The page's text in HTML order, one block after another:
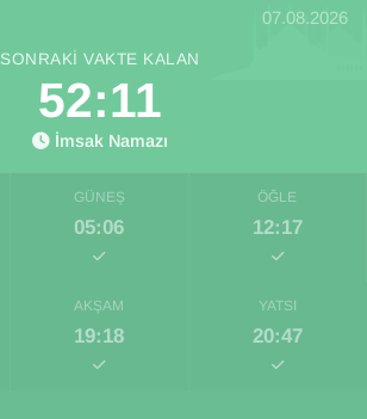
07.08.2026
SONRAKI VAKTE KALAN
52:10
İmsak Namazı
GÜNEŞ
05:06
ÖĞLE
12:17
AKŞAM
19:18
YATSI
20:47